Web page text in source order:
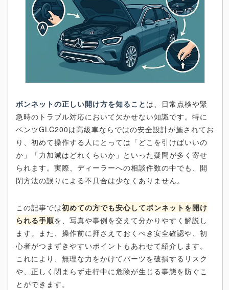
ボンネットの正しい開け方を知ること は、日常点検や緊
急時のトラブル対応において欠かせない知識です。特に
ベンツGLC200は高級車ならではの安全設計が施されてお
り、初めて操作する人にとっては「どこを引けばいいの
か」「力加減はどれくらいか」といった疑問が多く寄せ
られます。実際、ディーラーへの相談件数の中でも、開
閉方法の誤りによる不具合は少なくありません。
この記事では初めての方でも安心してボンネットを開け
られる手順を、写真や事例を交えて分かりやすく解説し
ます。また、操作前に押さえておくべき安全確認や、初
心者がつまずきやすいポイントもあわせて紹介します。
これにより、無理な力をかけてパーツを破損するリスク
や、正しく閉まらず走行中に危険が生じる事態を防ぐこ
とができます。